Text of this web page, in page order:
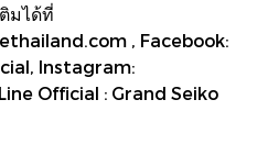
มได้ที่
, Facebook:
Instagram:
Official : Grand Seiko